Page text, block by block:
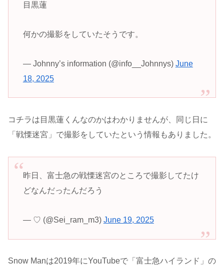
目黒蓮
何かの撮影をしていたそうです。
— Johnny’s information (@info__Johnnys) June
18, 2025
コチラは目黒蓮くんなのかはわかりませんが、同じ日に
「戦慄迷宮」で撮影をしていたという情報もありました。
昨日、富士急の戦慄迷宮のところで撮影してたけ
どなんだったんだろう
— ♡ (@Sei_ram_m3) June 19, 2025
Snow Manは2019年にYouTubeで「富士急ハイランド」の